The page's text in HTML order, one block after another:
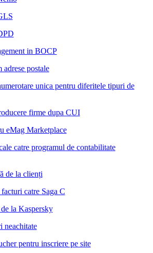
in BOCP
postale
unica pentru diferitele tipuri de
firme dupa CUI
eMag Marketplace
catre programul de contabilitate
de la clienți
catre Saga C
la Kaspersky
neachitate
pentru inscriere pe site